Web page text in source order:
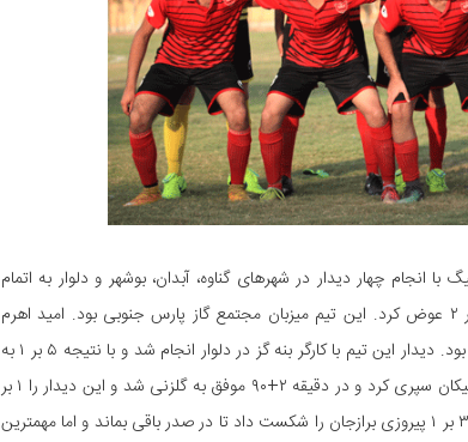
انجام چهار دیدار در شهرهای گناوه، آبدان، بوشهر و دلوار به اتمام
رسید. در بوشهر فجر بازی دو بر صفر برده را با مساوی ۲ بر ۲ عوض کرد. این تیم میزبان مجتمع گاز پارس جنوبی بود. امید اهرم
سنگین‌ترین شکست هفته را در روزی متحمل شد که میزبان بود. دیدار این تیم با کارگر بنه گز در دلوار انجام شد و با نتیجه ۵ بر ۱ به
سود کارگر خاتمه یافت. توحید آبدان روز سختی را در مقابل پیکان سپری کرد و در دقیقه ۲+۹۰ موفق به گلزنی شد و این دیدار را ۱ بر
صفر برد. پاس بندرسازان گناوه هم در ورزشگاه شهید سراجی ۳ بر ۱ پیروزی برازجان را شکست داد تا در صدر باقی بماند و اما مهمترین